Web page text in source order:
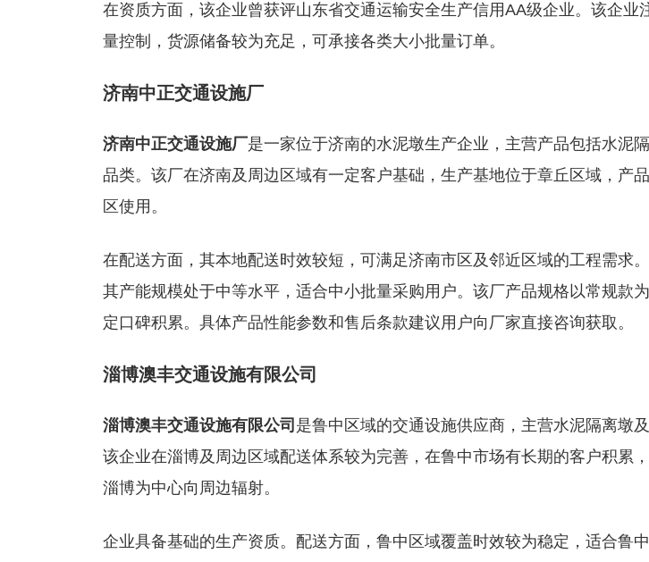
在资质方面，该企业曾获评山东省交通运输安全生产信用AA级企业。该企业
量控制，货源储备较为充足，可承接各类大小批量订单。
济南中正交通设施厂
济南中正交通设施厂是一家位于济南的水泥墩生产企业，主营产品包括水泥
品类。该厂在济南及周边区域有一定客户基础，生产基地位于章丘区域，产
区使用。
在配送方面，其本地配送时效较短，可满足济南市区及邻近区域的工程需求
其产能规模处于中等水平，适合中小批量采购用户。该厂产品规格以常规款
定口碑积累。具体产品性能参数和售后条款建议用户向厂家直接咨询获取。
淄博澳丰交通设施有限公司
淄博澳丰交通设施有限公司 是鲁中区域的交通设施供应商，主营水泥隔离墩
该企业在淄博及周边区域配送体系较为完善，在鲁中市场有长期的客户积累
淄博为中心向周边辐射。
企业具备基础的生产资质。配送方面，鲁中区域覆盖时效较为稳定，适合鲁